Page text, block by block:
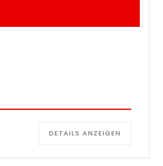
DETAILS ANZEIGEN